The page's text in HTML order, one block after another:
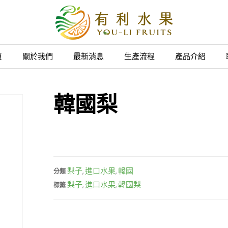
關於我們 最新消息 生產流程 產品介紹
韓國梨
分類梨子,進口水果,韓國
標籤梨子,進口水果,韓國梨